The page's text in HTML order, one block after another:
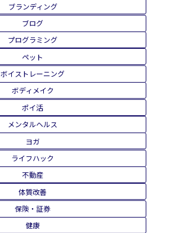
ブランディング
ブログ
プログラミング
ペット
ボイストレーニング
ボディメイク
ポイ活
メンタルヘルス
ヨガ
ライフハック
不動産
体質改善
保険・証券
健康